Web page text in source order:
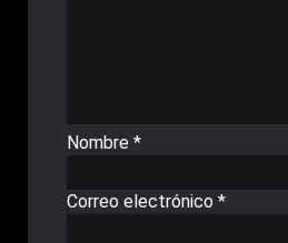
Nombre *
Correo electrónico *